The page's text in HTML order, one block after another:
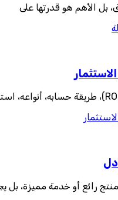
بل الأهم هو قدرتها على
رائع أو خدمة مميزة،